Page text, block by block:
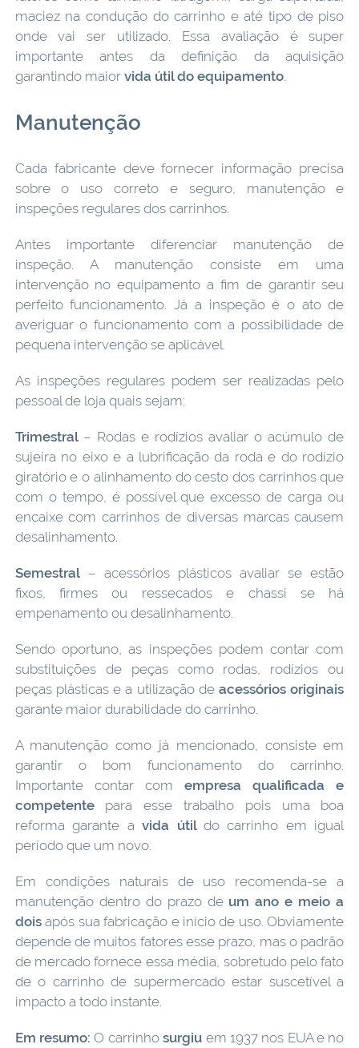
maciez na condução do carrinho e até tipo de piso
onde vai ser utilizado. Essa avaliação é super
importante antes da definição da aquisição
garantindo maior vida útil do equipamento.
Manutenção
Cada fabricante deve fornecer informação precisa
sobre o uso correto e seguro, manutenção e
inspeções regulares dos carrinhos.
Antes importante diferenciar manutenção de
inspeção. A manutenção consiste em uma
intervenção no equipamento a fim de garantir seu
perfeito funcionamento. Já a inspeção é o ato de
averiguar o funcionamento com a possibilidade de
pequena intervenção se aplicável.
As inspeções regulares podem ser realizadas pelo
pessoal de loja quais sejam:
Trimestral – Rodas e rodízios avaliar o acúmulo de
sujeira no eixo e a lubrificação da roda e do rodízio
giratório e o alinhamento do cesto dos carrinhos que
com o tempo, é possível que excesso de carga ou
encaixe com carrinhos de diversas marcas causem
desalinhamento.
Semestral– acessórios plásticos avaliar se estão
fixos, firmes ou ressecados e chassi se há
empenamento ou desalinhamento.
Sendo oportuno, as inspeções podem contar com
substituições de peças como rodas, rodízios ou
peças plásticas e a utilização deacessórios originais
garante maior durabilidade do carrinho.
A manutenção como já mencionado, consiste em
garantir o bom funcionamento do carrinho.
Importante contar comempresa qualificada e
competentepara esse trabalho pois uma boa
reforma garante avida útil do carrinho em igual
período que um novo.
Em condições naturais de uso recomenda-se a
manutenção dentro do prazo de um ano e meio a
doisapós sua fabricação e início de uso. Obviamente
depende de muitos fatores esse prazo, mas o padrão
de mercado fornece essa média, sobretudo pelo fato
de o carrinho de supermercado estar suscetível a
impacto a todo instante.
Em resumo: O carrinhosurgiu em 1937 nos EUA e no